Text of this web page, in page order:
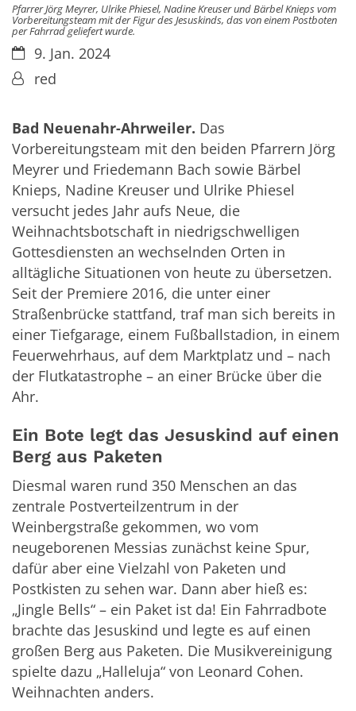
Pfarrer Jörg Meyrer, Ulrike Phiesel, Nadine Kreuser und Bärbel Knieps vom
Vor­bereitungsteam mit der Figur des Jesuskinds, das von einem Postboten
per Fahrrad geliefert wurde.
Datum:9. Jan. 2024
Von:red
Bad Neuenahr-Ahrweiler. Das
Vorbereitungsteam mit den beiden Pfarrern Jörg
Meyrer und Friedemann Bach sowie Bärbel
Knieps, Nadine Kreuser und Ulrike Phiesel
versucht jedes Jahr aufs Neue, die
Weihnachtsbotschaft in niedrigschwelligen
Gottesdiensten an wechselnden Orten in
alltägliche Situationen von heute zu übersetzen.
Seit der Premiere 2016, die unter einer
Straßenbrücke stattfand, traf man sich bereits in
einer Tiefgarage, einem Fußballstadion, in einem
Feuerwehrhaus, auf dem Marktplatz und – nach
der Flutkatastrophe – an einer Brücke über die
Ahr.
Ein Bote legt das Jesuskind auf einen
Berg aus Paketen
Diesmal waren rund 350 Menschen an das
zentrale Postverteilzentrum in der
Weinbergstraße gekommen, wo vom
neugeborenen Messias zunächst keine Spur,
dafür aber eine Vielzahl von Paketen und
Postkisten zu sehen war. Dann aber hieß es:
„Jingle Bells“ – ein Paket ist da! Ein Fahrradbote
brachte das Jesuskind und legte es auf einen
großen Berg aus Paketen. Die Musikvereinigung
spielte dazu „Halleluja“ von Leonard Cohen.
Weihnachten anders.